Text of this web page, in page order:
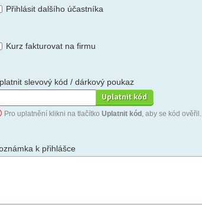
Přihlásit dalšího účastníka
Kurz fakturovat na firmu
slevový kód / dárkový poukaz
Pro uplatnění klikni na tlačítko Uplatnit kód , aby se kód ověřil.
k přihlášce